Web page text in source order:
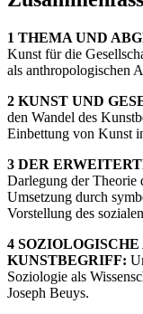
1 THEMA UND
Kunst für die
als anthropologischen
2 KUNST UND
den Wandel des
Einbettung von Kunst
3 DER
Darlegung der Theorie
Umsetzung durch
Vorstellung des
4
KUNSTBEGRIFF:
Soziologie als
Joseph Beuys.